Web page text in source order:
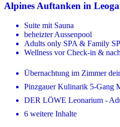
Alpines Auftanken in
Suite mit Sauna
beheizter Aussenpool
Adults only SPA & Family
Wellness vor Check-in &
Übernachtung im Zimmer
Pinzgauer Kulinarik 5-Gang
DER LÖWE Leonarium -
6 weitere Inhalte